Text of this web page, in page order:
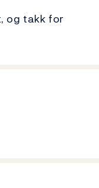
og takk for